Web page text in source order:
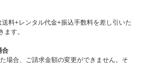
料+レンタル代金+振込手数料を差し引いた
ます。
合
場合、ご請求金額の変更ができません。そ